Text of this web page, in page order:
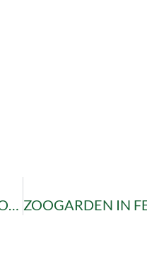
SOLE, ESTATE E…PIANTE GRASSE! E’ IL NOSTRO MOMENTO!